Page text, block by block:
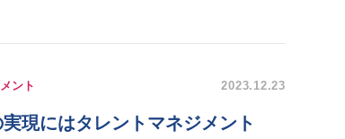
ント 2023.12.23
現にはタレントマネジメント